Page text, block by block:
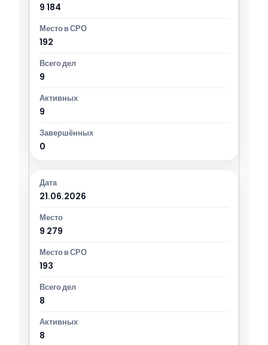
9 184
192
9
9
0
21.06.2026
9 279
193
8
8